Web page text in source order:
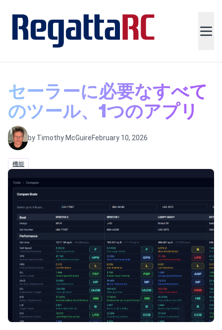
セーラーに必要なすべて
のツール、1つのアプリ
by Timothy McGuireFebruary 10, 2026
機能